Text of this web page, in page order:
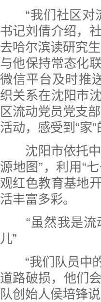
“我们社区对流
书记刘倩介绍，
去哈尔滨读研究
与他保持常态化
微信平台及时推
织关系在沈阳市
区流动党员党支
活动，感受到“家”
沈阳市依托中
源地图”，利用“
观红色教育基地
活丰富多彩。
“虽然我是流
儿”
“我们队员中的
道路破损，他们
队创始人侯培锋